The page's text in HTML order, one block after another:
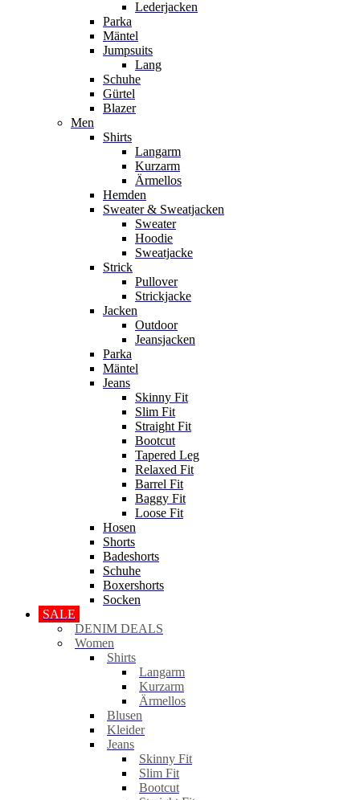
Lederjacken
Parka
Mäntel
Jumpsuits
Lang
Schuhe
Gürtel
Blazer
Men
Shirts
Langarm
Kurzarm
Ärmellos
Hemden
Sweater & Sweatjacken
Sweater
Hoodie
Sweatjacke
Strick
Pullover
Strickjacke
Jacken
Outdoor
Jeansjacken
Parka
Mäntel
Jeans
Skinny Fit
Slim Fit
Straight Fit
Bootcut
Tapered Leg
Relaxed Fit
Barrel Fit
Baggy Fit
Loose Fit
Hosen
Shorts
Badeshorts
Schuhe
Boxershorts
Socken
SALE
DENIM DEALS
Women
Shirts
Langarm
Kurzarm
Ärmellos
Blusen
Kleider
Jeans
Skinny Fit
Slim Fit
Bootcut